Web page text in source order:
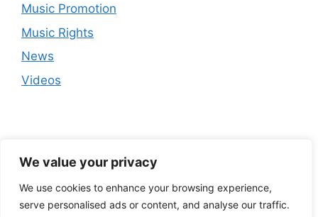
We value your privacy
We use cookies to enhance your browsing experience,
serve personalised ads or content, and analyse our traffic.
Music Promotion
Music Rights
News
Videos